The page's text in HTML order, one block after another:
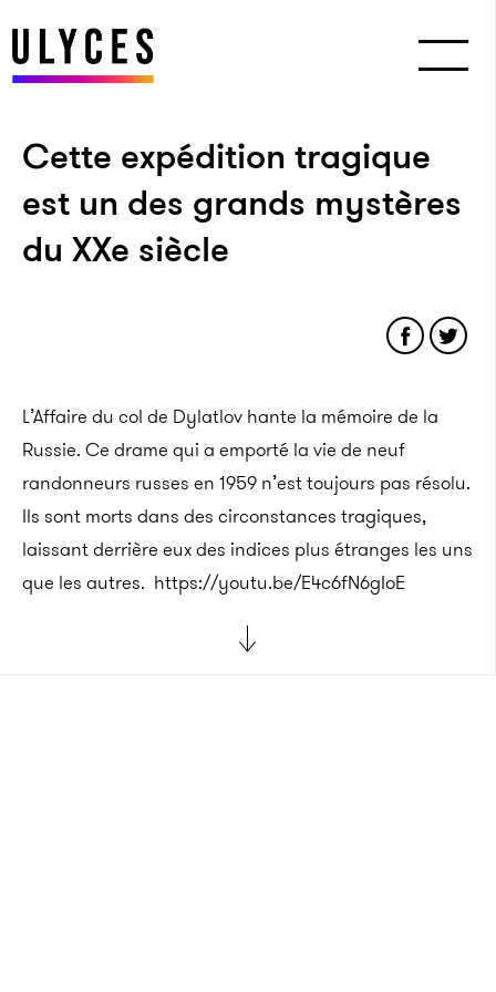
Cette expédition tragique
est un des grands mystères
du XXe siècle
L’Affaire du col de Dylatlov hante la mémoire de la
Russie. Ce drame qui a emporté la vie de neuf
randonneurs russes en 1959 n’est toujours pas résolu.
Ils sont morts dans des circonstances tragiques,
laissant derrière eux des indices plus étranges les uns
que les autres. https://youtu.be/E4c6fN6gIoE